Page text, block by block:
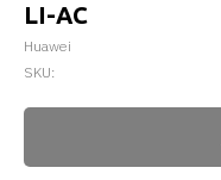
LI-AC
Huawei
SKU: